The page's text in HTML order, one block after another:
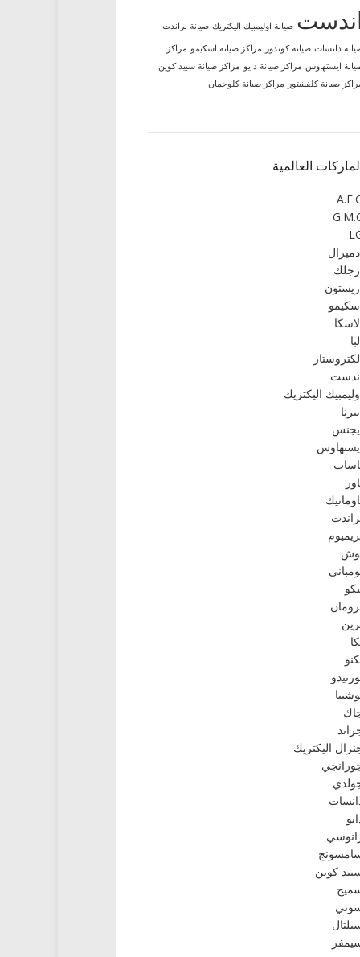
صيانة اوليمبيك اليكتريك صيانة براندت
دانسات صيانة كوندور مراكز صيانة اسكيمو مراكز
ايستهاوس مراكز صيانة دايو مراكز صيانة سبيد كوين
صيانة كلفينيتور مراكز صيانة كلوجمان
العالمية
اليكتريك
اليكتريك
كوين